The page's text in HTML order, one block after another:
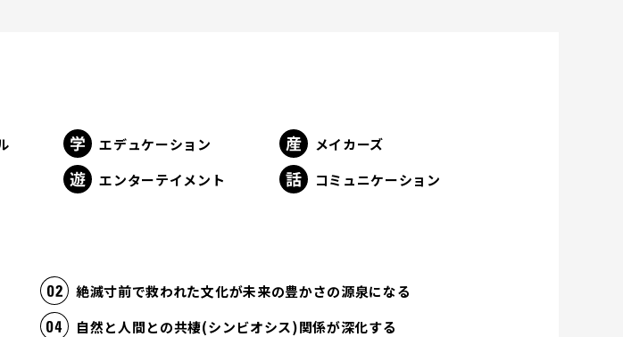
エデュケーション
メイカーズ
エンターテイメント コミュニケーション
絶滅寸前で救われた文化が未来の豊かさの源泉になる
自然と人間との共棲(シンビオシス)関係が深化する